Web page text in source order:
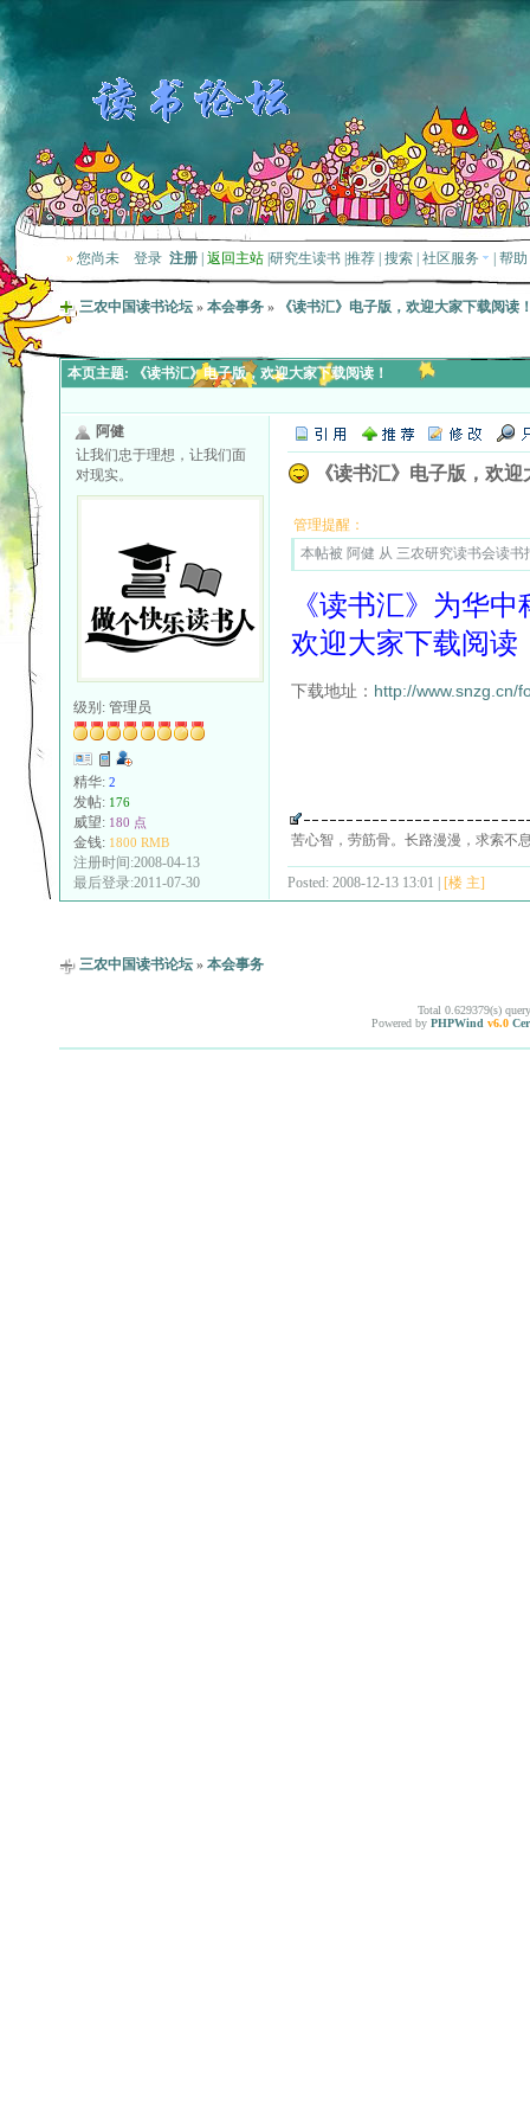
» 您尚未 登录 注册 返回主站 研究生读书 推荐 搜索 社区服务 帮助
三农中国读书论坛 » 本会事务 » 《读书汇》电子版，欢迎大家下载阅读
本页主题: 《读书汇》电子版，欢迎大家下载阅读！
阿健
让我们忠于理想，让我们面
对现实。
级别: 管理员
精华: 2
发帖: 176
威望: 180 点
金钱: 1800 RMB
注册时间:2008-04-13
最后登录:2011-07-30
《读书汇》电子版，欢
管理提醒：
本帖被 阿健 从 三农研究读书会读
《读书汇》为华
欢迎大家下载阅读
下载地址： http://www.snzg.cn/
苦心智，劳筋骨。长路漫漫，求索不
Posted: 2008-12-13 13:01 | [楼 主]
三农中国读书论坛 » 本会事务
Total 0.629379(s)
Powered by PHPWind v6.0